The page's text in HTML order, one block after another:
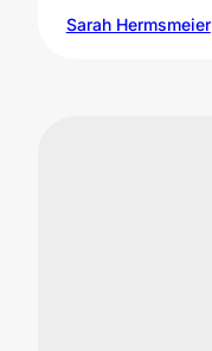
Sarah Hermsmeier|